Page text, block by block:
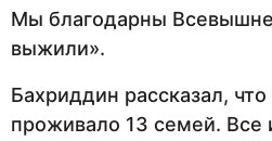
Мы благодарны
выжили».
Бахриддин рассказал,
проживало 13 семей. Все